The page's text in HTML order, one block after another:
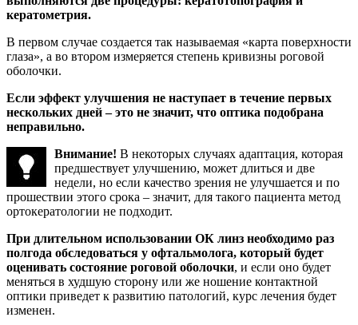
кератометрия.
В первом случае создается так называемая «карта поверхности
глаза», а во втором измеряется степень кривизны роговой
оболочки.
Если эффект улучшения не наступает в течение первых
нескольких дней – это не значит, что оптика подобрана
неправильно.
Внимание! В некоторых случаях адаптация, которая
предшествует улучшению, может длиться и две
недели, но если качество зрения не улучшается и по
прошествии этого срока – значит, для такого пациента метод
ортокератологии не подходит.
При длительном использовании ОК линз необходимо раз
полгода обследоваться у офтальмолога, который будет
оценивать состояние роговой оболочки, и если оно будет
меняться в худшую сторону или же ношение контактной
оптики приведет к развитию патологий, курс лечения будет
изменен.